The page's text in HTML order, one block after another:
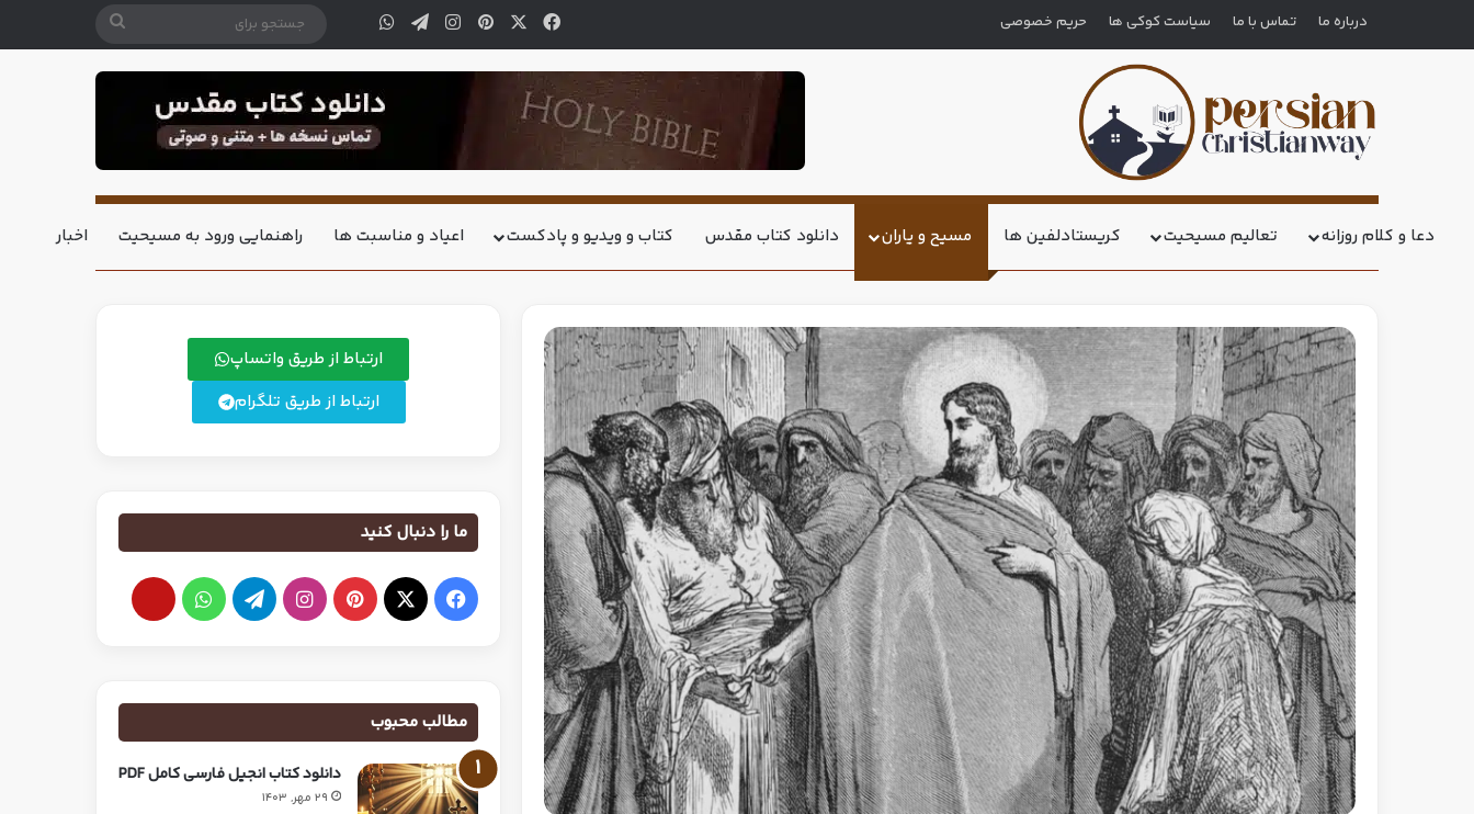
درباره ما تماس با ما سیاست کوکی ها حریم خصوصی
دعا و کلام روزانه تعالیم مسیحیت کریستادلفین ها مسیح و یاران دانلود کتاب مقدس کتاب و ویدیو و پادکست اعیاد و مناسبت ها راهنمایی ورود به مسیحیت اخبار
ارتباط از طریق واتساپ
ارتباط از طریق تلگرام
ما را دنبال کنید
مطالب محبوب
دانلود کتاب انجیل فارسی کامل PDF
29 مهر, 1403